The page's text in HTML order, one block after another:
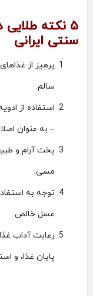
۵ نکته
سنتی ایرانی
پرهیز از
سالم.
استفاده از
– به عنوان
پخت آرام و
مسی.
توجه به
عسل خالص.
رعایت آداب
پایان غذا، و